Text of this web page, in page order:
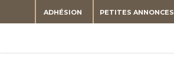
PETITES ANNONCES
ADHÉSION